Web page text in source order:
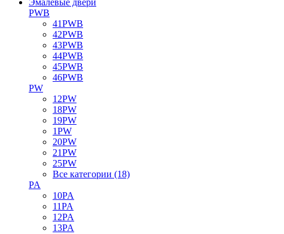
Эмалевые двери
PWB
41PWB
42PWB
43PWB
44PWB
45PWB
46PWB
PW
12PW
18PW
19PW
1PW
20PW
21PW
25PW
Все категории (18)
PA
10PA
11PA
12PA
13PA